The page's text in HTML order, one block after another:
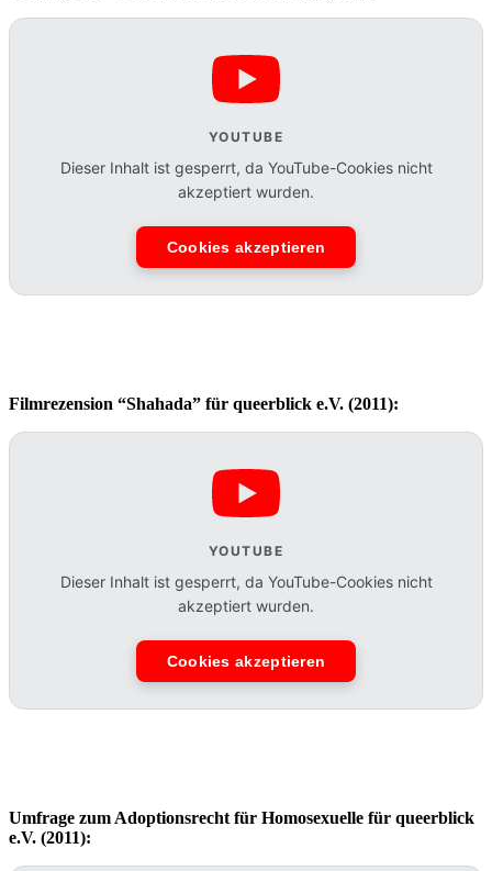
YOUTUBE
Dieser Inhalt ist gesperrt, da YouTube-Cookies nicht
akzeptiert wurden.
Cookies akzeptieren
Filmrezension “Shahada” für queerblick e.V. (2011):
YOUTUBE
Dieser Inhalt ist gesperrt, da YouTube-Cookies nicht
akzeptiert wurden.
Cookies akzeptieren
Umfrage zum Adoptionsrecht für Homosexuelle für queerblick
e.V. (2011):